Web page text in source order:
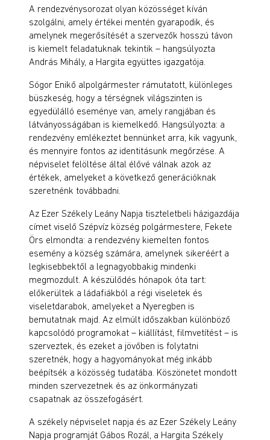
A rendezvénysorozat olyan közösséget kíván
szolgálni, amely értékei mentén gyarapodik, és
amelynek megerősítését a szervezők hosszú távon
is kiemelt feladatuknak tekintik – hangsúlyozta
András Mihály, a Hargita együttes igazgatója.
Sógor Enikő alpolgármester rámutatott, különleges
büszkeség, hogy a térségnek világszinten is
egyedülálló eseménye van, amely rangjában és
látványosságában is kiemelkedő. Hangsúlyozta: a
rendezvény emlékeztet bennünket arra, kik vagyunk,
és mennyire fontos az identitásunk megőrzése. A
népviselet felöltése által élővé válnak azok az
értékek, amelyeket a következő generációknak
szeretnénk továbbadni.
Az Ezer Székely Leány Napja tiszteletbeli házigazdája
címet viselő Szépvíz község polgármestere, Fekete
Örs elmondta: a rendezvény kiemelten fontos
esemény a község számára, amelynek sikeréért a
legkisebbektől a legnagyobbakig mindenki
megmozdult. A készülődés hónapok óta tart:
előkerültek a ládafiákból a régi viseletek és
viseletdarabok, amelyeket a Nyeregben is
bemutatnak majd. Az elmúlt időszakban különböző
kapcsolódó programokat – kiállítást, filmvetítést – is
szerveztek, és ezeket a jövőben is folytatni
szeretnék, hogy a hagyományokat még inkább
beépítsék a közösség tudatába. Köszönetet mondott
minden szervezetnek és az önkormányzati
csapatnak az összefogásért.
A székely népviselet napja és az Ezer Székely Leány
Napja programját Gábos Rozál, a Hargita Székely